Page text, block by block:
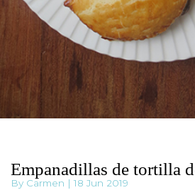
Empanadillas de tortilla
By Carmen | 18 Jun 2019